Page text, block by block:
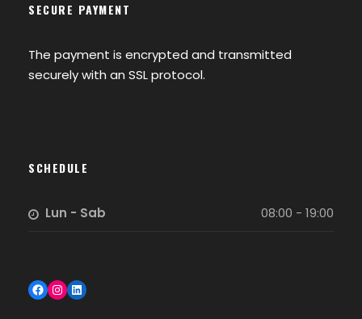
SECURE PAYMENT
The payment is encrypted and transmitted
securely with an SSL protocol.
SCHEDULE
Lun - Sab 08:00 - 19:00
Facebook Instagram LinkedIn